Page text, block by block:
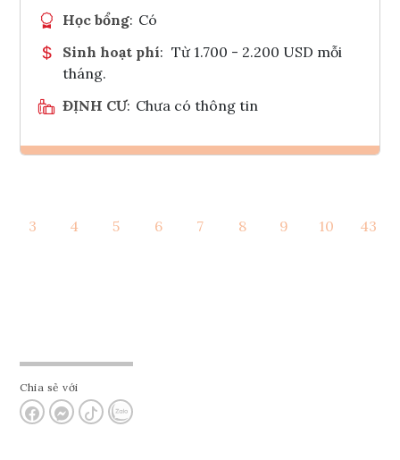
Học bổng: Có
Sinh hoạt phí: Từ 1.700 - 2.200 USD mỗi
tháng.
ĐỊNH CƯ: Chưa có thông tin
Tham vấn Interlink
3 4 5 6 7 8 9 10 43
Chia sẻ với